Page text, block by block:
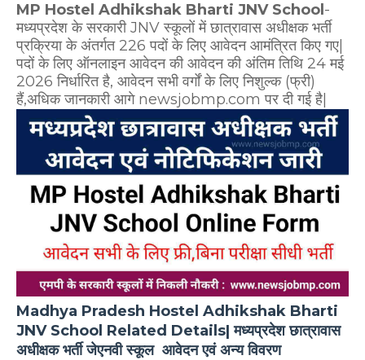
MP Hostel Adhikshak Bharti JNV School -
मध्यप्रदेश के सरकारी JNV स्कूलों में छात्रावास अधीक्षक भर्ती
प्रक्रिया के अंतर्गत 226 पदों के लिए आवेदन आमंत्रित किए गए|
पदों के लिए ऑनलाइन आवेदन की आवेदन की अंतिम तिथि 24 मई
2026 निर्धारित है, आवेदन सभी वर्गों के लिए निशुल्क (फ्री)
हैं,अधिक जानकारी आगे newsjobmp.com पर दी गई है|
Madhya Pradesh Hostel Adhikshak Bharti
JNV School Related Details| मध्यप्रदेश छात्रावास
अधीक्षक भर्ती जेएनवी स्कूल आवेदन एवं अन्य विवरण